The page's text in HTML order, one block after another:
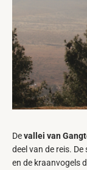
Devallei van
deel van de reis.
en de kraanvogels